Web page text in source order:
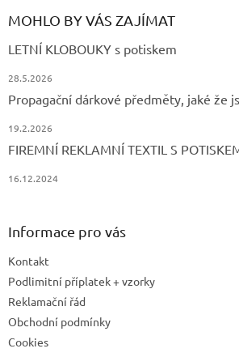
MOHLO BY VÁS ZAJÍMAT
LETNÍ KLOBOUKY s potiskem
28.5.2026
Propagační dárkové předměty, jaké že
19.2.2026
FIREMNÍ REKLAMNÍ TEXTIL S
16.12.2024
Informace pro vás
Kontakt
Podlimitní příplatek + vzorky
Reklamační řád
Obchodní podmínky
Cookies